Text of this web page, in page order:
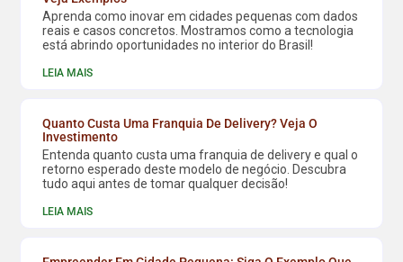
Aprenda como inovar em cidades pequenas com dados
reais e casos concretos. Mostramos como a tecnologia
está abrindo oportunidades no interior do Brasil!
LEIA MAIS
Quanto Custa Uma Franquia De Delivery? Veja O
Investimento
Entenda quanto custa uma franquia de delivery e qual o
retorno esperado deste modelo de negócio. Descubra
tudo aqui antes de tomar qualquer decisão!
LEIA MAIS